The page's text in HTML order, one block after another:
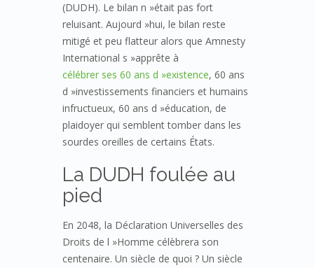
(DUDH). Le bilan n »était pas fort
reluisant. Aujourd »hui, le bilan reste
mitigé et peu flatteur alors que Amnesty
International s »apprête à
célébrer ses 60 ans d »existence, 60 ans
d »investissements financiers et humains
infructueux, 60 ans d »éducation, de
plaidoyer qui semblent tomber dans les
sourdes oreilles de certains États.
La DUDH foulée au
pied
En 2048, la Déclaration Universelles des
Droits de l »Homme célèbrera son
centenaire. Un siècle de quoi ? Un siècle